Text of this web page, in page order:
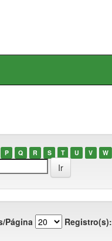
P Q R S T U V W
Página Registro(s):